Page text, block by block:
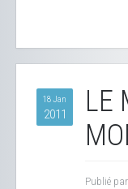
18 Jan
2011
LE
Publié